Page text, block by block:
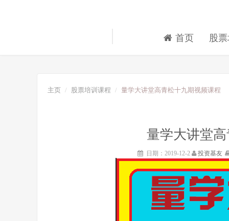
首页 股
主页 股票培训课程 量学大讲堂高青松十九期视频课程
量学大讲堂
日期：2019-12-2 投资基友